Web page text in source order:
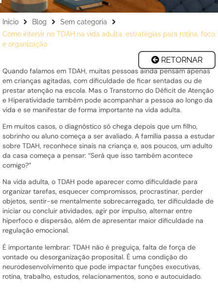
Início Blog
Sem categoria
Como intervir no TDAH na vida adulta: estratégias para rotina, foco
e organização
RETORNAR
Quando falamos em TDAH, muitas pessoas ainda pensam apenas
em crianças agitadas, com dificuldade de ficar sentadas ou de
prestar atenção na escola. Mas o Transtorno do Déficit de Atenção
e Hiperatividade também pode acompanhar a pessoa ao longo da
vida e se manifestar de forma importante na vida adulta.
Em muitos casos, o diagnóstico só chega depois que um filho,
sobrinho ou aluno começa a ser avaliado. A família passa a estudar
sobre TDAH, reconhece sinais na criança e, aos poucos, um adulto
da casa começa a pensar: “Será que isso também acontece
comigo?”
Na vida adulta, o TDAH pode aparecer como dificuldade para
organizar tarefas, esquecer compromissos, procrastinar, perder
objetos, sentir-se mentalmente sobrecarregado, ter dificuldade de
iniciar ou concluir atividades, agir por impulso, alternar entre
hiperfoco e dispersão, além de apresentar maior dificuldade na
regulação emocional.
É importante lembrar: TDAH não é preguiça, falta de força de
vontade ou desorganização proposital. É uma condição do
neurodesenvolvimento que pode impactar funções executivas,
rotina, trabalho, estudos, relacionamentos, sono e autocuidado.